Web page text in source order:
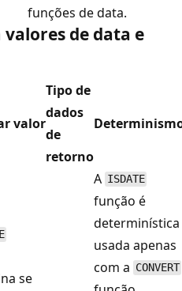
funções de data.
de data e
valor
Tipo de
dados
de
retorno
se
A ISDATE
função é
determinística
usada apenas
com a CONVERT